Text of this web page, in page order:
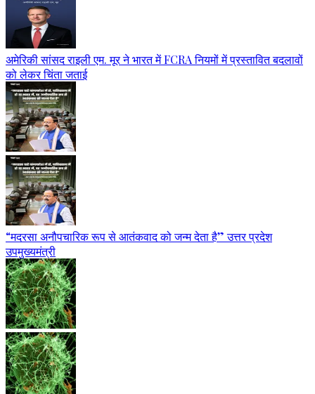
अमेरिकी सांसद राइली एम. मूर ने भारत में FCRA नियमों में प्रस्तावित बदलावों
को लेकर चिंता जताई
“मदरसा अनौपचारिक रूप से आतंकवाद को जन्म देता है” उत्तर प्रदेश
उपमुख्यमंत्री